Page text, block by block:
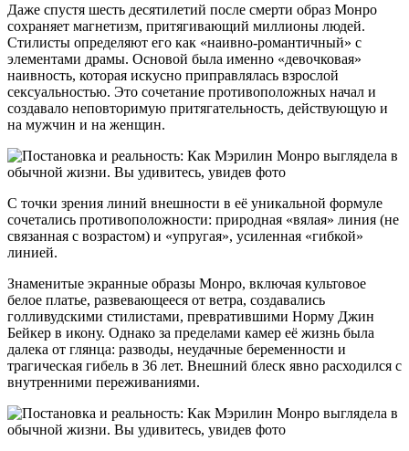
Даже спустя шесть десятилетий после смерти образ Монро
сохраняет магнетизм, притягивающий миллионы людей.
Стилисты определяют его как «наивно-романтичный» с
элементами драмы. Основой была именно «девочковая»
наивность, которая искусно приправлялась взрослой
сексуальностью. Это сочетание противоположных начал и
создавало неповторимую притягательность, действующую и
на мужчин и на женщин.
С точки зрения линий внешности в её уникальной формуле
сочетались противоположности: природная «вялая» линия (не
связанная с возрастом) и «упругая», усиленная «гибкой»
линией.
Знаменитые экранные образы Монро, включая культовое
белое платье, развевающееся от ветра, создавались
голливудскими стилистами, превратившими Норму Джин
Бейкер в икону. Однако за пределами камер её жизнь была
далека от глянца: разводы, неудачные беременности и
трагическая гибель в 36 лет. Внешний блеск явно расходился с
внутренними переживаниями.